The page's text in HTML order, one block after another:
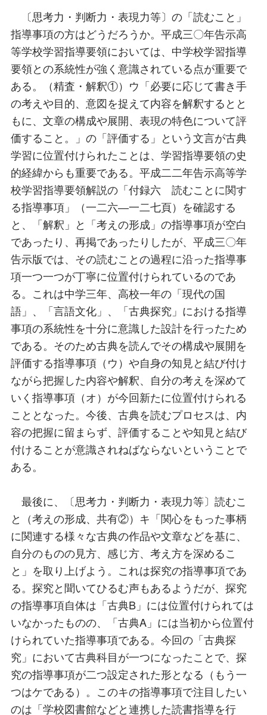
〔思考力・判断力・表現力等〕の「読むこと」
指導事項の方はどうだろうか。平成三〇年告示高
等学校学習指導要領においては、中学校学習指導
要領との系統性が強く意識されている点が重要で
ある。（精査・解釈①）ウ「必要に応じて書き手
の考えや目的、意図を捉えて内容を解釈するとと
もに、文章の構成や展開、表現の特色について評
価すること。」の「評価する」という文言が古典
学習に位置付けられたことは、学習指導要領の史
的経緯からも重要である。平成二二年告示高等学
校学習指導要領解説の「付録六 読むことに関す
る指導事項」（一二六―一二七頁）を確認する
と、「解釈」と「考えの形成」の指導事項が空白
であったり、再掲であったりしたが、平成三〇年
告示版では、その読むことの過程に沿った指導事
項一つ一つが丁寧に位置付けられているのであ
る。これは中学三年、高校一年の「現代の国
語」、「言語文化」、「古典探究」における指導
事項の系統性を十分に意識した設計を行ったため
である。そのため古典を読んでその構成や展開を
評価する指導事項（ウ）や自身の知見と結び付け
ながら把握した内容や解釈、自分の考えを深めて
いく指導事項（オ）が今回新たに位置付けられる
こととなった。今後、古典を読むプロセスは、内
容の把握に留まらず、評価することや知見と結び
付けることが意識されねばならないということで
ある。
最後に、〔思考力・判断力・表現力等〕読むこ
と（考えの形成、共有②）キ「関心をもった事柄
に関連する様々な古典の作品や文章などを基に、
自分のものの見方、感じ方、考え方を深めるこ
と」を取り上げよう。これは探究の指導事項であ
る。探究と聞いてひるむ声もあるようだが、探究
の指導事項自体は「古典B」には位置付けられては
いなかったものの、「古典A」には当初から位置付
けられていた指導事項である。今回の「古典探
究」において古典科目が一つになったことで、探
究の指導事項が二つ設定された形となる（もう一
つはケである）。このキの指導事項で注目したい
のは「学校図書館などと連携した読書指導を行